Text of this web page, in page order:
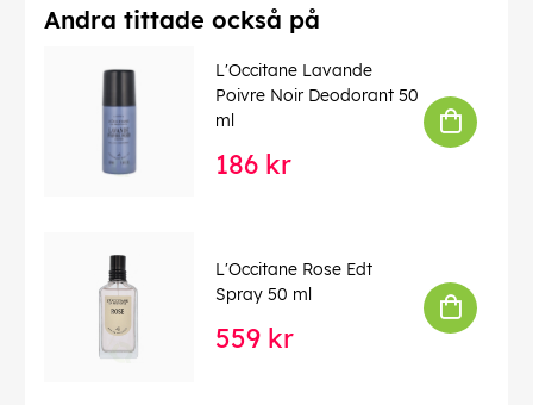
Andra tittade också på
L'Occitane Lavande
Poivre Noir Deodorant 50
ml
186 kr
L'Occitane Rose Edt
Spray 50 ml
559 kr